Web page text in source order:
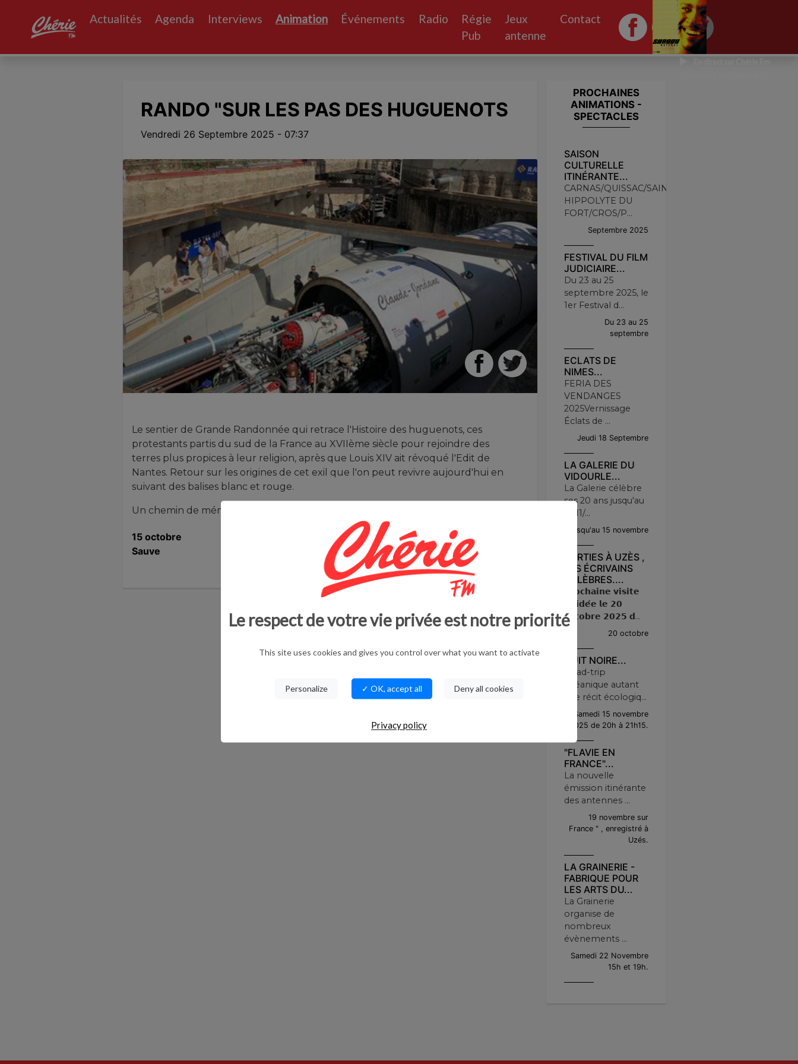
Actualités Agenda Interviews Animation Événements Radio
Régie
Pub
Jeux
antenne
Contact
RANDO "SUR LES PAS DES HUGUENOTS
Vendredi 26 Septembre 2025 - 07:37
Le sentier de Grande Randonnée qui retrace l'Histoire des huguenots, ces
protestants partis du sud de la France au XVIIème siècle pour rejoindre des
terres plus propices à leur religion, après que Louis XIV ait révoqué l'Edit de
Nantes. Retour sur les origines de cet exil que l'on peut revivre aujourd'hui en
suivant des balises blanc et rouge.
Un chemin de mémoire.
15 octobre
Sauve
PROCHAINES
ANIMATIONS -
SPECTACLES
SAISON
CULTURELLE
ITINÉRANTE...
CARNAS/QUISSAC/SAINT
HIPPOLYTE DU
FORT/CROS/P...
Septembre 2025
FESTIVAL DU FILM
JUDICIAIRE...
Du 23 au 25
septembre 2025, le
1er Festival d...
Du 23 au 25
septembre
ECLATS DE
NIMES...
FERIA DES
VENDANGES
2025Vernissage
Éclats de ...
Jeudi 18 Septembre
LA GALERIE DU
VIDOURLE...
La Galerie célèbre
ses 20 ans jusqu'au
15/11/...
Jusqu'au 15 novembre
SORTIES À UZÈS ,
LES ÉCRIVAINS
CÉLÈBRES....
𝗣𝗿𝗼𝗰𝗵𝗮𝗶𝗻𝗲 𝘃𝗶𝘀𝗶𝘁𝗲
𝗴𝘂𝗶𝗱𝗲́𝗲 𝗹𝗲 𝟮𝟬
𝗼𝗰𝘁𝗼𝗯𝗿𝗲 𝟮𝟬𝟮𝟱 𝗱...
20 octobre
NUIT NOIRE...
Road-trip
océanique autant
que récit écologiq...
Samedi 15 novembre
2025 de 20h à 21h15.
"FLAVIE EN
FRANCE"...
La nouvelle
émission itinérante
des antennes ...
19 novembre sur
France " , enregistré à
Uzés.
LA GRAINERIE -
FABRIQUE POUR
LES ARTS DU...
La Grainerie
organise de
nombreux
évènements ...
Samedi 22 Novembre
15h et 19h.
Le respect de votre vie privée est notre priorité
This site uses cookies and gives you control over what you want to activate
Personalize ✓ OK, accept all Deny all cookies
Privacy policy